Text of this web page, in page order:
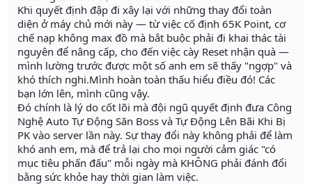
Khi quyết định đập đi xây lại với những thay đổi toàn
diện ở máy chủ mới này — từ việc cố định 65K Point, cơ
chế nạp không max đồ mà bắt buộc phải đi khai thác tài
nguyên để nâng cấp, cho đến việc cày Reset nhận quà —
mình lường trước được một số anh em sẽ thấy "ngợp" và
khó thích nghi.Mình hoàn toàn thấu hiểu điều đó! Các
bạn lớn lên, mình cũng vậy.
Đó chính là lý do cốt lõi mà đội ngũ quyết định đưa Công
Nghệ Auto Tự Động Săn Boss và Tự Động Lên Bãi Khi Bị
PK vào server lần này. Sự thay đổi này không phải để làm
khó anh em, mà để trả lại cho mọi người cảm giác "có
mục tiêu phấn đấu" mỗi ngày mà KHÔNG phải đánh đổi
bằng sức khỏe hay thời gian làm việc.